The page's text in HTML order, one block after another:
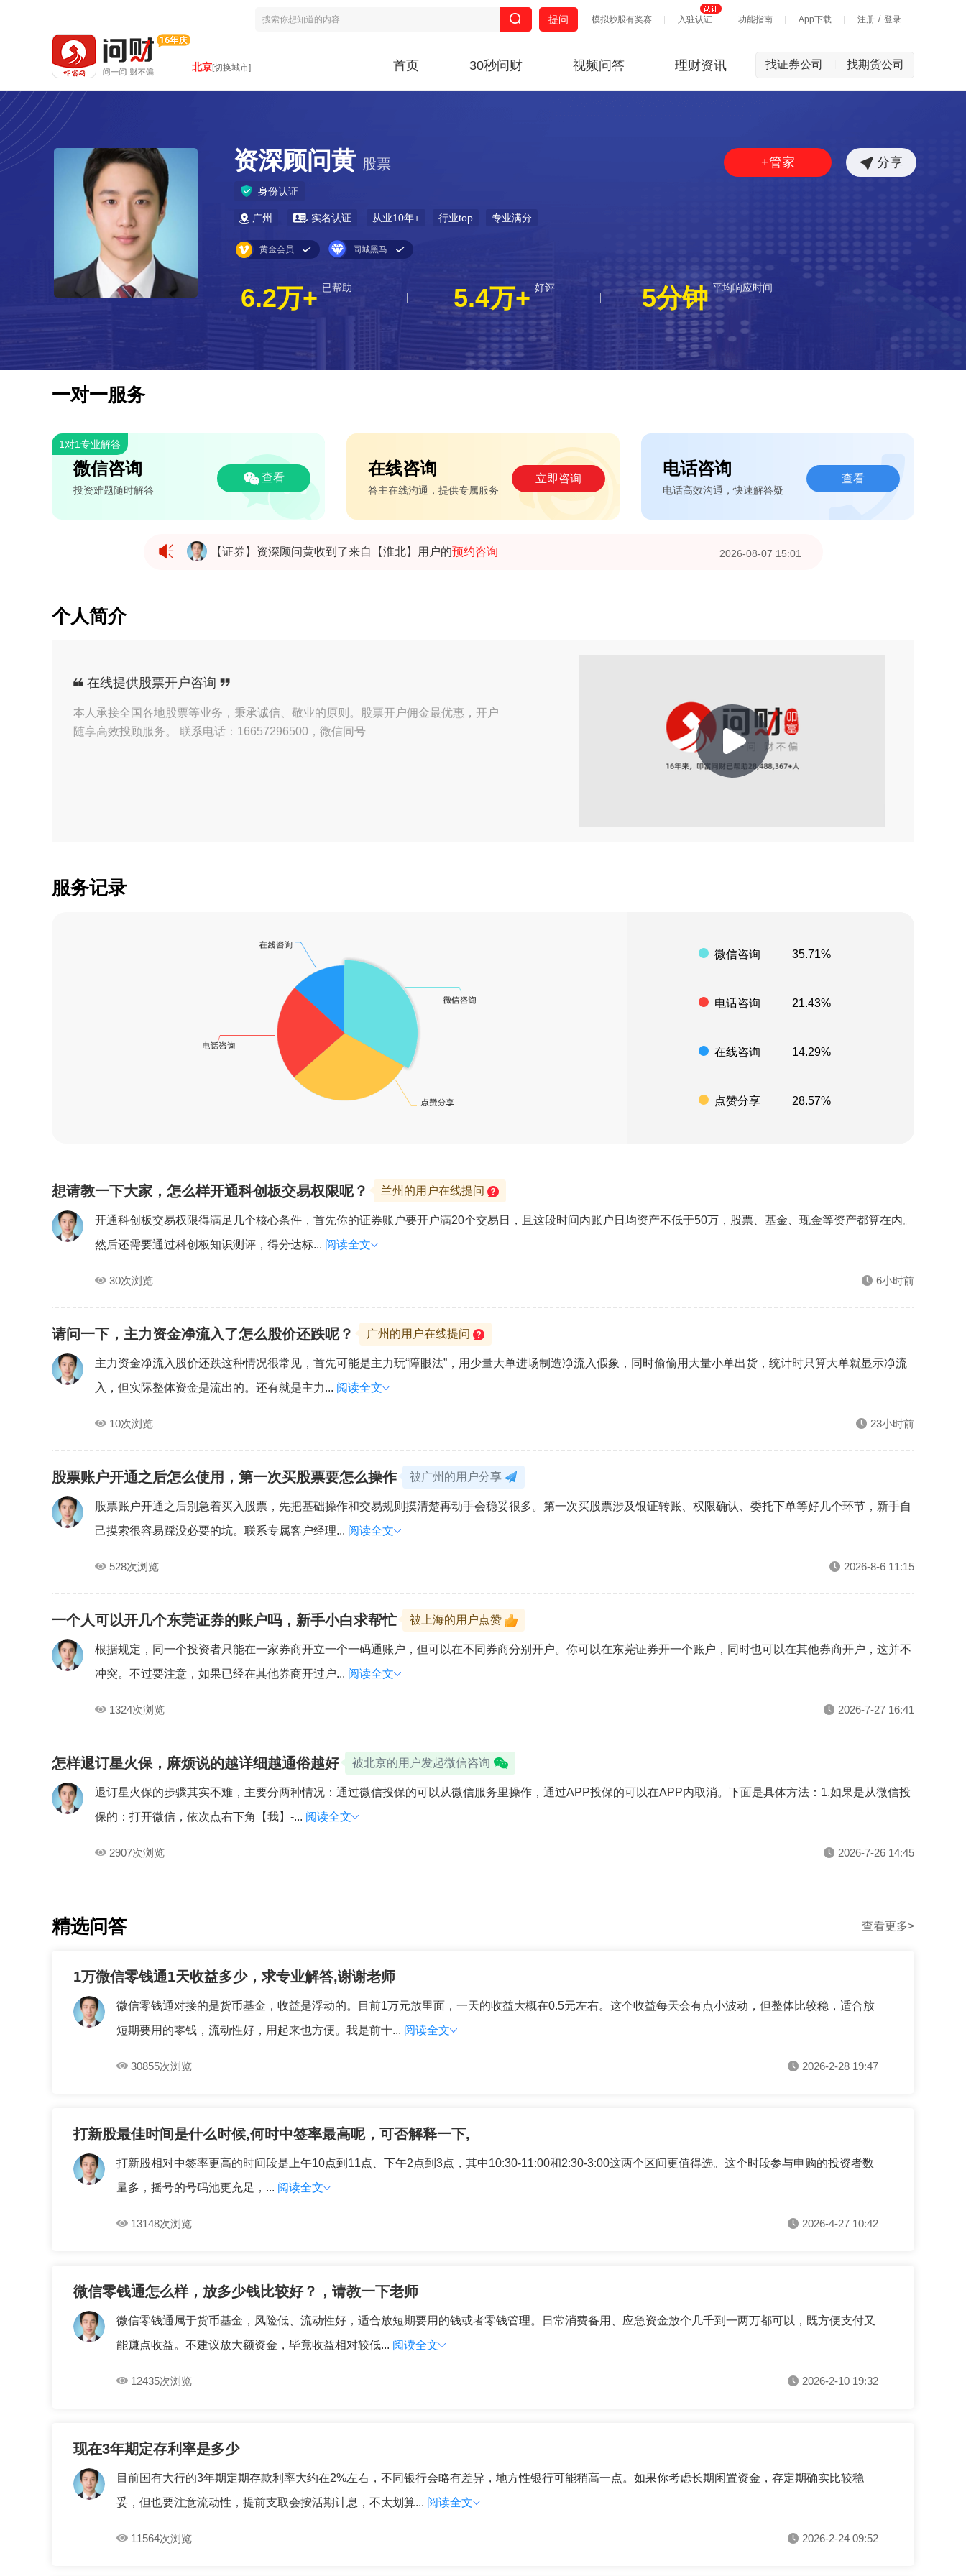
模拟炒股有奖赛 入驻认证 功能指南 App下载 注册 / 登录
提问
北京[切换城市] 首页 30秒问财 视频问答 理财资讯 找证券公司 找期货公司
资深顾问黄 股票
身份认证
广州 实名认证 从业10年+ 行业top 专业满分
黄金会员 同城黑马
6.2万+ 已帮助 5.4万+ 好评 5分钟 平均响应时间
分享
+管家
一对一服务
1对1专业解答
微信咨询
投资难题随时解答
查看 在线咨询
答主在线沟通，提供专属服务
立即咨询
电话咨询
电话高效沟通，快速解答疑
查看
【证券】资深顾问黄收到了来自【淮北】用户的预约咨询 2026-08-07 15:01
【证券】资深顾问黄收到了来自【武汉】用户的 2026-08-06 21:35
2026-08-06 21:34
【证券】资深顾问黄收到了来自【南宁】用户的 2026-08-07 19:57
个人简介
在线提供股票开户咨询
本人承接全国各地股票等业务，秉承诚信、敬业的原则。股票开户佣金最优惠，开户
随享高效投顾服务。 联系电话：16657296500，微信同号
Play
服务记录
微信咨询 35.71%
电话咨询 21.43%
在线咨询 14.29%
点赞分享 28.57%
想请教一下大家，怎么样开通科创板交易权限呢？ 兰州的用户在线提问
开通科创板交易权限得满足几个核心条件，首先你的证券账户要开户满20个交易日，且这段时间内账户日均资产不低于50万，股票、基金、现金等资产都算在内。
然后还需要通过科创板知识测评，得分达标... 阅读全文
30次浏览 6小时前
请问一下，主力资金净流入了怎么股价还跌呢？ 广州的用户在线提问
主力资金净流入股价还跌这种情况很常见，首先可能是主力玩“障眼法”，用少量大单进场制造净流入假象，同时偷偷用大量小单出货，统计时只算大单就显示净流
入，但实际整体资金是流出的。还有就是主力... 阅读全文
10次浏览 23小时前
股票账户开通之后怎么使用，第一次买股票要怎么操作 被广州的用户分享
股票账户开通之后别急着买入股票，先把基础操作和交易规则摸清楚再动手会稳妥很多。第一次买股票涉及银证转账、权限确认、委托下单等好几个环节，新手自
己摸索很容易踩没必要的坑。联系专属客户经理... 阅读全文
528次浏览 2026-8-6 11:15
一个人可以开几个东莞证券的账户吗，新手小白求帮忙 被上海的用户点赞
根据规定，同一个投资者只能在一家券商开立一个一码通账户，但可以在不同券商分别开户。你可以在东莞证券开一个账户，同时也可以在其他券商开户，这并不
冲突。不过要注意，如果已经在其他券商开过户... 阅读全文
1324次浏览 2026-7-27 16:41
怎样退订星火保，麻烦说的越详细越通俗越好 被北京的用户发起微信咨询
退订星火保的步骤其实不难，主要分两种情况：通过微信投保的可以从微信服务里操作，通过APP投保的可以在APP内取消。下面是具体方法：1.如果是从微信投
保的：打开微信，依次点右下角【我】-... 阅读全文
2907次浏览 2026-7-26 14:45
精选问答 查看更多>
1万微信零钱通1天收益多少，求专业解答,谢谢老师
微信零钱通对接的是货币基金，收益是浮动的。目前1万元放里面，一天的收益大概在0.5元左右。这个收益每天会有点小波动，但整体比较稳，适合放
短期要用的零钱，流动性好，用起来也方便。我是前十... 阅读全文
30855次浏览 2026-2-28 19:47
打新股最佳时间是什么时候,何时中签率最高呢，可否解释一下,
打新股相对中签率更高的时间段是上午10点到11点、下午2点到3点，其中10:30-11:00和2:30-3:00这两个区间更值得选。这个时段参与申购的投资者数
量多，摇号的号码池更充足，... 阅读全文
13148次浏览 2026-4-27 10:42
微信零钱通怎么样，放多少钱比较好？，请教一下老师
微信零钱通属于货币基金，风险低、流动性好，适合放短期要用的钱或者零钱管理。日常消费备用、应急资金放个几千到一两万都可以，既方便支付又
能赚点收益。不建议放大额资金，毕竟收益相对较低... 阅读全文
12435次浏览 2026-2-10 19:32
现在3年期定存利率是多少
目前国有大行的3年期定期存款利率大约在2%左右，不同银行会略有差异，地方性银行可能稍高一点。如果你考虑长期闲置资金，存定期确实比较稳
妥，但也要注意流动性，提前支取会按活期计息，不太划算... 阅读全文
11564次浏览 2026-2-24 09:52